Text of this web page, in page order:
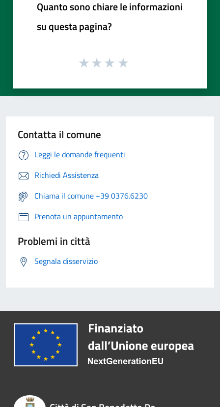
Quanto sono chiare le informazioni
su questa pagina?
Contatta il comune
Leggi le domande frequenti
Richiedi Assistenza
Chiama il comune +39 0376.6230
Prenota un appuntamento
Problemi in città
Segnala disservizio